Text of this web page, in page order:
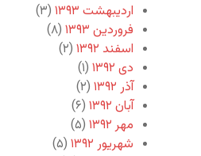
اردیبهشت ۱۳۹۳
(۳)
فروردین ۱۳۹۳
(۸)
اسفند ۱۳۹۲
(۲)
دی ۱۳۹۲
(۱)
آذر ۱۳۹۲
(۲)
آبان ۱۳۹۲
(۶)
مهر ۱۳۹۲
(۵)
شهریور ۱۳۹۲
(۵)